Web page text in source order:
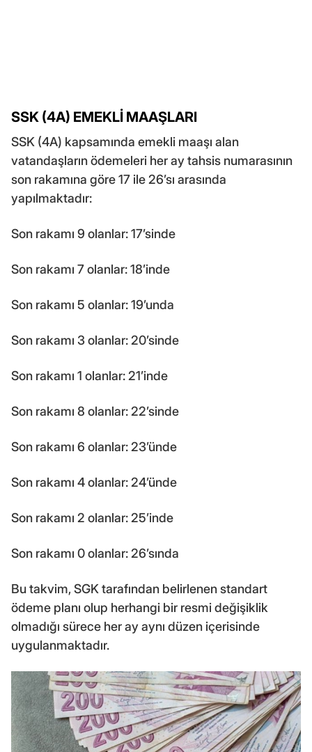
SSK (4A) EMEKLİ MAAŞLARI
SSK (4A) kapsamında emekli maaşı alan
vatandaşların ödemeleri her ay tahsis numarasının
son rakamına göre 17 ile 26’sı arasında
yapılmaktadır:
Son rakamı 9 olanlar: 17’sinde
Son rakamı 7 olanlar: 18’inde
Son rakamı 5 olanlar: 19’unda
Son rakamı 3 olanlar: 20’sinde
Son rakamı 1 olanlar: 21’inde
Son rakamı 8 olanlar: 22’sinde
Son rakamı 6 olanlar: 23’ünde
Son rakamı 4 olanlar: 24’ünde
Son rakamı 2 olanlar: 25’inde
Son rakamı 0 olanlar: 26’sında
Bu takvim, SGK tarafından belirlenen standart
ödeme planı olup herhangi bir resmi değişiklik
olmadığı sürece her ay aynı düzen içerisinde
uygulanmaktadır.